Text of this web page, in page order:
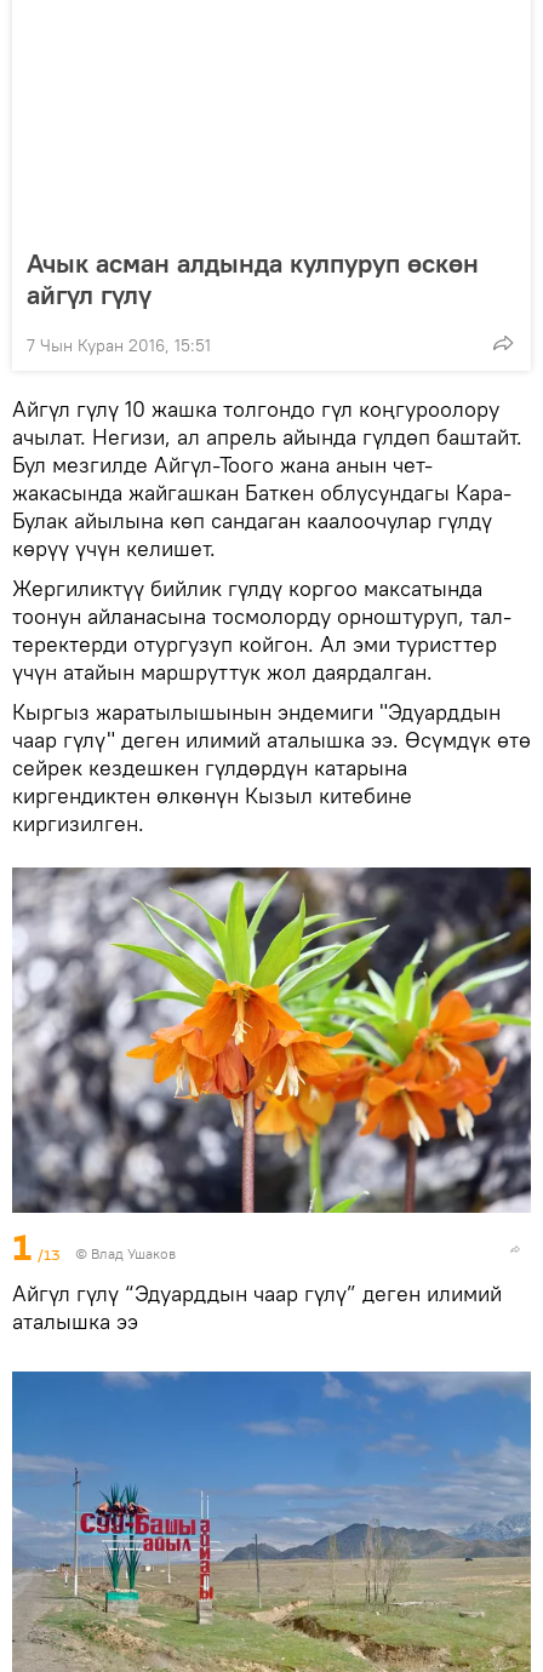
Ачык асман алдында кулпуруп өскөн
айгүл гүлү
7 Чын Куран 2016, 15:51
Айгүл гүлү 10 жашка толгондо гүл коңгуроолору
ачылат. Негизи, ал апрель айында гүлдөп баштайт.
Бул мезгилде Айгүл-Тоого жана анын чет-
жакасында жайгашкан Баткен облусундагы Кара-
Булак айылына көп сандаган каалоочулар гүлдү
көрүү үчүн келишет.
Жергиликтүү бийлик гүлдү коргоо максатында
тоонун айланасына тосмолорду орноштуруп, тал-
теректерди отургузуп койгон. Ал эми туристтер
үчүн атайын маршруттук жол даярдалган.
Кыргыз жаратылышынын эндемиги "Эдуарддын
чаар гүлү" деген илимий аталышка ээ. Өсүмдүк өтө
сейрек кездешкен гүлдөрдүн катарына
киргендиктен өлкөнүн Кызыл китебине
киргизилген.
1 /13 © Влад Ушаков
Айгүл гүлү “Эдуарддын чаар гүлү” деген илимий
аталышка ээ